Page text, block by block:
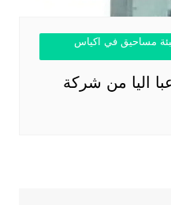
مساحيق في اكياس
اليا من شركة